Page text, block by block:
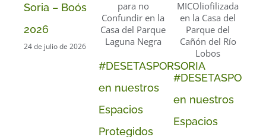
Soria – Boós
2026
24 de julio de 2026
#DESETASPORSORIA
en nuestros
Espacios
Protegidos
en nuestros
Espacios